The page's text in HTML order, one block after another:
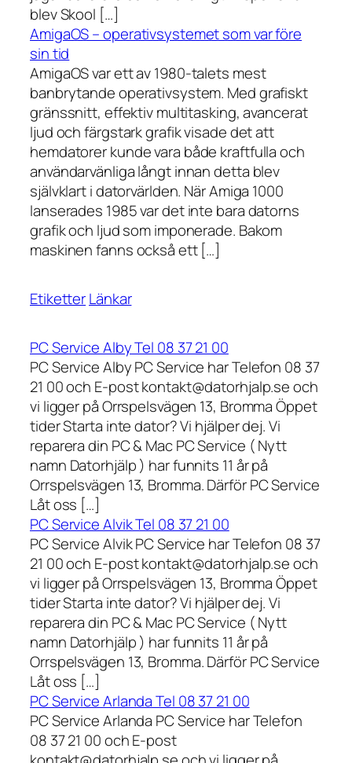
blev Skool […]
AmigaOS – operativsystemet som var före
sin tid
AmigaOS var ett av 1980-talets mest
banbrytande operativsystem. Med grafiskt
gränssnitt, effektiv multitasking, avancerat
ljud och färgstark grafik visade det att
hemdatorer kunde vara både kraftfulla och
användarvänliga långt innan detta blev
självklart i datorvärlden. När Amiga 1000
lanserades 1985 var det inte bara datorns
grafik och ljud som imponerade. Bakom
maskinen fanns också ett […]
EtiketterLänkar
PC Service Alby Tel 08 37 21 00
PC Service Alby PC Service har Telefon 08 37
21 00 och E-post kontakt@datorhjalp.se och
vi ligger på Orrspelsvägen 13, Bromma Öppet
tider Starta inte dator? Vi hjälper dej. Vi
reparera din PC & Mac PC Service ( Nytt
namn Datorhjälp ) har funnits 11 år på
Orrspelsvägen 13, Bromma. Därför PC Service
Låt oss […]
PC Service Alvik Tel 08 37 21 00
PC Service Alvik PC Service har Telefon 08 37
21 00 och E-post kontakt@datorhjalp.se och
vi ligger på Orrspelsvägen 13, Bromma Öppet
tider Starta inte dator? Vi hjälper dej. Vi
reparera din PC & Mac PC Service ( Nytt
namn Datorhjälp ) har funnits 11 år på
Orrspelsvägen 13, Bromma. Därför PC Service
Låt oss […]
PC Service Arlanda Tel 08 37 21 00
PC Service Arlanda PC Service har Telefon
08 37 21 00 och E-post